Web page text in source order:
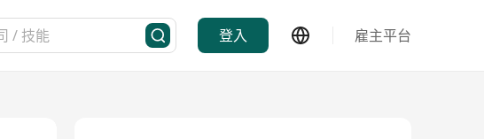
登入 雇主平台